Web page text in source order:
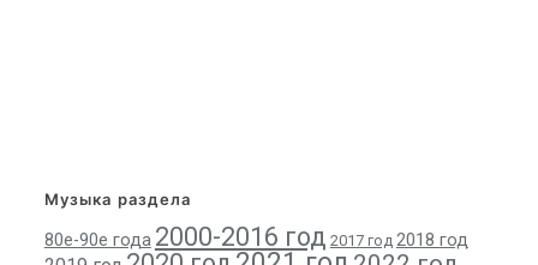
Музыка раздела
80е-90е года 2000-2016 год 2017 год 2018 год